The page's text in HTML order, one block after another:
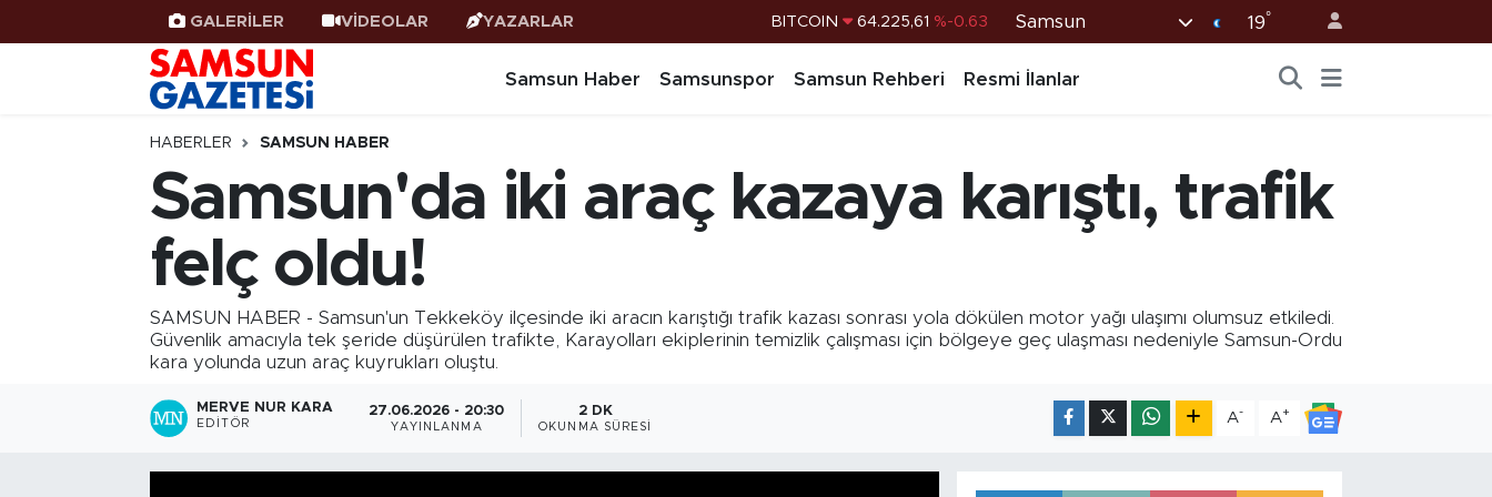
GALERİLER VİDEOLAR YAZARLAR DOLAR 47,6704 %0
BİST100 13.799 %70
BITCOIN 64.225,61 %-0.63
Samsun 19°
Samsun Haber Samsunspor Samsun Rehberi Resmi İlanlar
HABERLER SAMSUN HABER
Samsun'da iki araç kazaya karıştı, trafik
felç oldu!
SAMSUN HABER - Samsun'un Tekkeköy ilçesinde iki aracın karıştığı trafik kazası sonrası yola dökülen motor yağı ulaşımı olumsuz etkiledi.
Güvenlik amacıyla tek şeride düşürülen trafikte, Karayolları ekiplerinin temizlik çalışması için bölgeye geç ulaşması nedeniyle Samsun-Ordu
kara yolunda uzun araç kuyrukları oluştu.
MERVE NUR KARA
EDITÖR
27.06.2026 - 20:30
YAYINLANMA
2 DK
OKUNMA SÜRESI
A- A+
Samsun Haber
Samsunspor
Samsun Rehberi
Resmi İlanlar
Samsun Nöbetçi Eczaneler
Samsun Hava Durumu
SAMSUN Namaz Vakitleri
Samsun Trafik Yoğunluk Haritası
Süper Lig Puan Durumu ve Fikstür
Tüm Manşetler
Son Dakika Haberleri